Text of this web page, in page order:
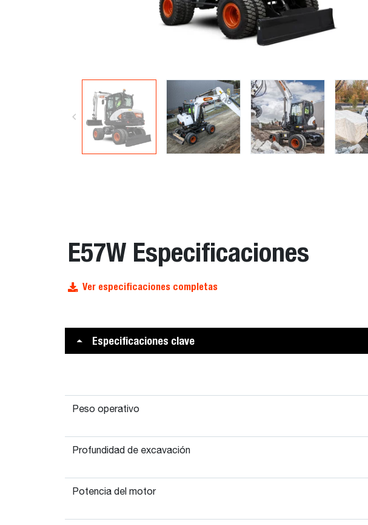
E57W Especificaciones
Ver especificaciones completas
Especificaciones clave
Peso operativo
Profundidad de excavación
Potencia del motor